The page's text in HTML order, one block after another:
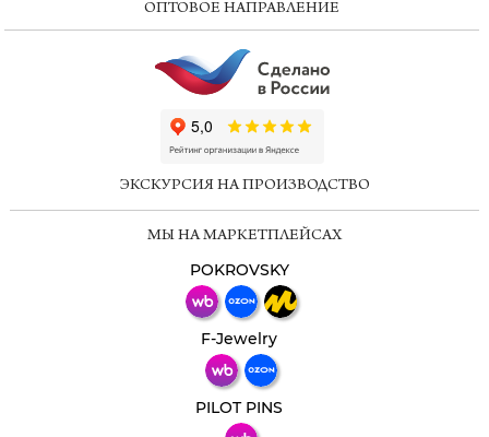
ОПТОВОЕ НАПРАВЛЕНИЕ
ЭКСКУРСИЯ НА ПРОИЗВОДСТВО
МЫ НА МАРКЕТПЛЕЙСАХ
POKROVSKY
F-Jewelry
PILOT PINS